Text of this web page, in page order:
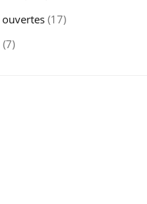
ouvertes (17)
(7)